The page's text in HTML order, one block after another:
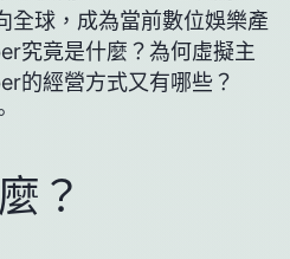
全球，成為當前數位娛樂產
究竟是什麼？為何虛擬主
的經營方式又有哪些？
？